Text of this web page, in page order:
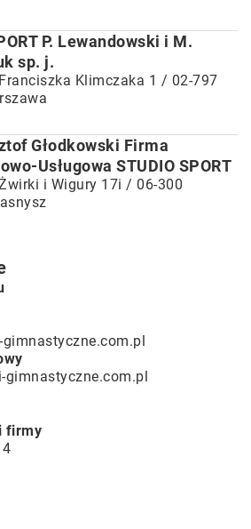
P. Lewandowski i M.
sp. j.
Klimczaka 1 / 02-797
Głodkowski Firma
Usługowa STUDIO SPORT
i Wigury 17i / 06-300
firmy